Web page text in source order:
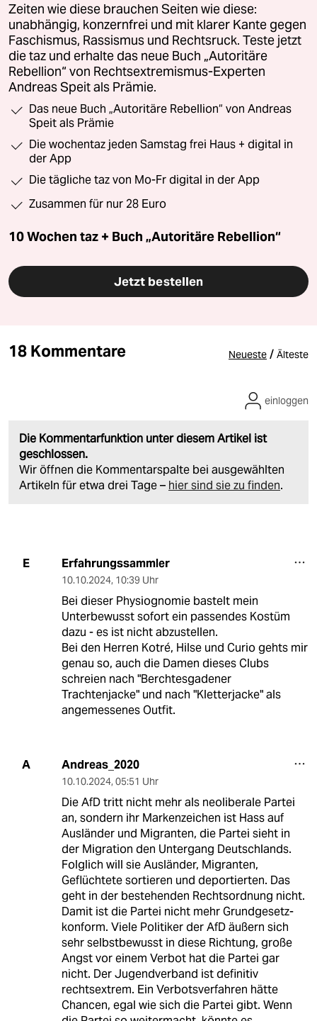
Zeiten wie diese brauchen Seiten wie diese:
unabhängig, konzernfrei und mit klarer Kante gegen
Faschismus, Rassismus und Rechtsruck. Teste jetzt
die taz und erhalte das neue Buch „Autoritäre
Rebellion“ von Rechtsextremismus-Experten
Andreas Speit als Prämie.
Das neue Buch „Autoritäre Rebellion“ von Andreas
Speit als Prämie
Die wochentaz jeden Samstag frei Haus + digital in
der App
Die tägliche taz von Mo-Fr digital in der App
Zusammen für nur 28 Euro
10 Wochen taz + Buch „Autoritäre Rebellion“
Jetzt bestellen
18 Kommentare Neueste / Älteste
Die Kommentarfunktion unter diesem Artikel ist
geschlossen.
Wir öffnen die Kommentarspalte bei ausgewählten
Artikeln für etwa drei Tage – hier sind sie zu finden.
einloggen
E Erfahrungssammler
10.10.2024, 10:39 Uhr
Bei dieser Physiognomie bastelt mein
Unterbewusst sofort ein passendes Kostüm
dazu - es ist nicht abzustellen.
Bei den Herren Kotré, Hilse und Curio gehts mir
genau so, auch die Damen dieses Clubs
schreien nach "Berchtesgadener
Trachtenjacke" und nach "Kletterjacke" als
angemessenes Outfit.
A Andreas_2020
10.10.2024, 05:51 Uhr
Die AfD tritt nicht mehr als neoliberale Partei
an, sondern ihr Markenzeichen ist Hass auf
Ausländer und Migranten, die Partei sieht in
der Migration den Untergang Deutschlands.
Folglich will sie Ausländer, Migranten,
Geflüchtete sortieren und deportierten. Das
geht in der bestehenden Rechtsordnung nicht.
Damit ist die Partei nicht mehr Grundgesetz-
konform. Viele Politiker der AfD äußern sich
sehr selbstbewusst in diese Richtung, große
Angst vor einem Verbot hat die Partei gar
nicht. Der Jugendverband ist definitiv
rechtsextrem. Ein Verbotsverfahren hätte
Chancen, egal wie sich die Partei gibt. Wenn